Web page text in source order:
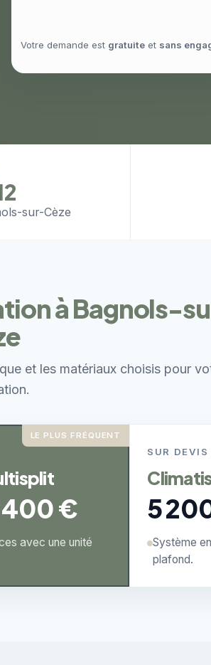
Votre demande est gratuite et sans
sur-Cèze
à Bagnols-
et les matériaux choisis pour
LE PLUS FRÉQUENT
400 €
avec une unité
SUR DEVIS
5
Système
plafond.